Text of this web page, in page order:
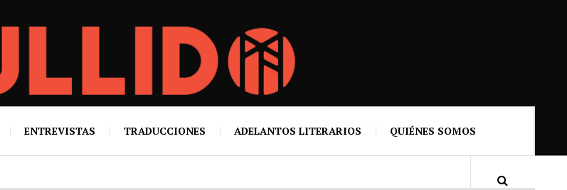
ENTREVISTAS TRADUCCIONES ADELANTOS LITERARIOS QUIÉNES SOMOS